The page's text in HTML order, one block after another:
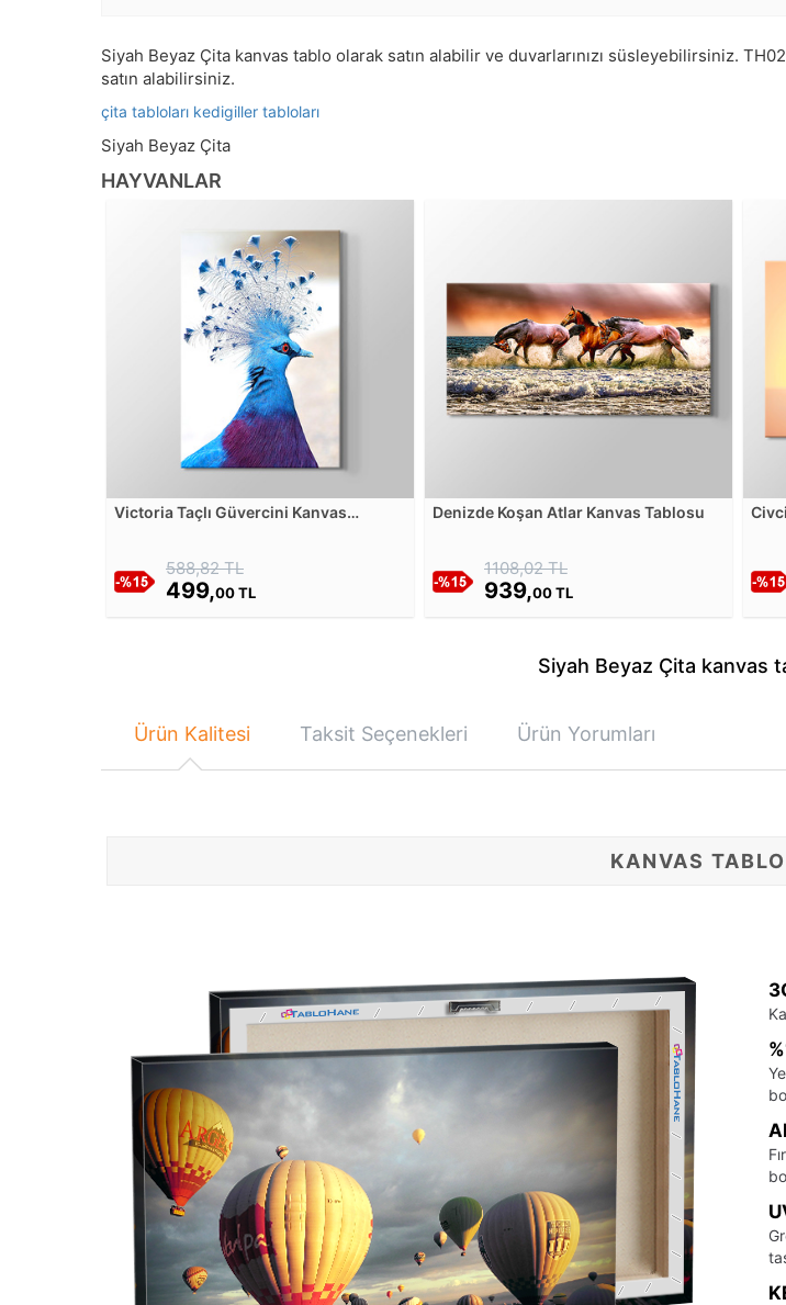
Siyah Beyaz Çita kanvas tablo olarak satın alabilir ve duvarlarınızı süsleyebilirsiniz.
satın alabilirsiniz.
çita tabloları kedigiller tabloları
Siyah Beyaz Çita
HAYVANLAR
Victoria Taçlı Güvercini Kanvas
588,82 TL
499,00 TL
Denizde Koşan Atlar Kanvas Tablosu
1108,02 TL
939,00 TL
Siyah Beyaz Çita kanvas
Ürün Kalitesi Taksit Seçenekleri Ürün Yorumları
KANVAS